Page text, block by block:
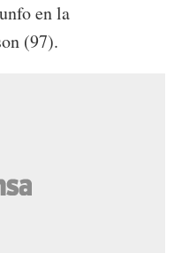
en la
(97).